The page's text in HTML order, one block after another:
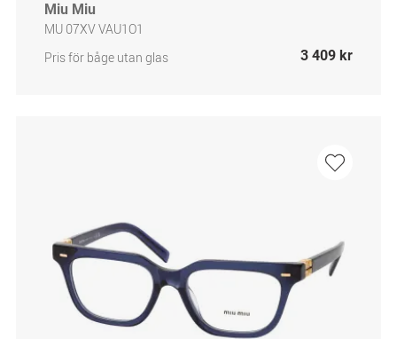
Miu Miu
MU 07XV VAU1O1
Pris för båge utan glas
3 409 kr